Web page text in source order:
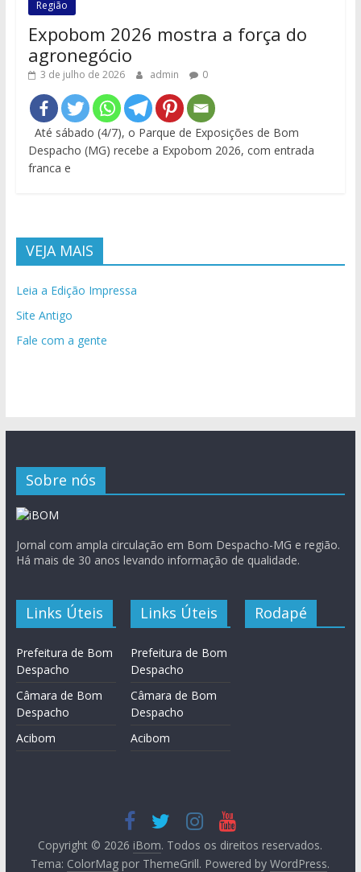
Região
Expobom 2026 mostra a força do
agronegócio
3 de julho de 2026 admin 0
Até sábado (4/7), o Parque de Exposições de Bom
Despacho (MG) recebe a Expobom 2026, com entrada
franca e
VEJA MAIS
Leia a Edição Impressa
Site Antigo
Fale com a gente
Sobre nós
Jornal com ampla circulação em Bom Despacho-MG e região.
Há mais de 30 anos levando informação de qualidade.
Links Úteis
Prefeitura de Bom
Despacho
Câmara de Bom
Despacho
Acibom
Links Úteis
Prefeitura de Bom
Despacho
Câmara de Bom
Despacho
Acibom
Rodapé
Copyright © 2026 iBom. Todos os direitos reservados.
Tema: ColorMag por ThemeGrill. Powered byWordPress.